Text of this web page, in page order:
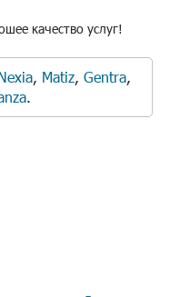
качество услуг!
, Matiz, Gentra,
.